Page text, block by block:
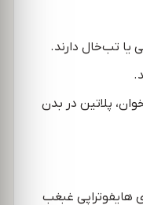
تب‌خال دارند.
پلاتین در بدن